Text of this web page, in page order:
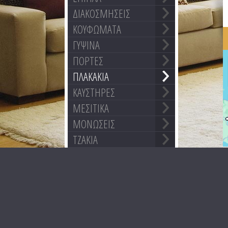
ΔΙΑΚΟΣΜΗΣΕΙΣ
ΚΟΥΦΩΜΑΤΑ
ΓΥΨΙΝΑ
ΠΟΡΤΕΣ
ΠΛΑΚΑΚΙΑ
ΚΑΥΣΤΗΡΕΣ
ΜΕΣΙΤΙΚΑ
ΜΟΝΩΣΕΙΣ
ΤΖΑΚΙΑ